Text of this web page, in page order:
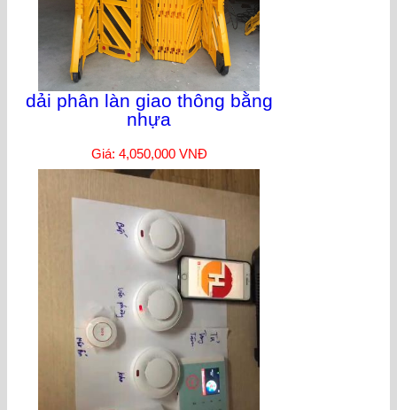
dải phân làn giao thông bằng
nhựa
Giá: 4,050,000 VNĐ